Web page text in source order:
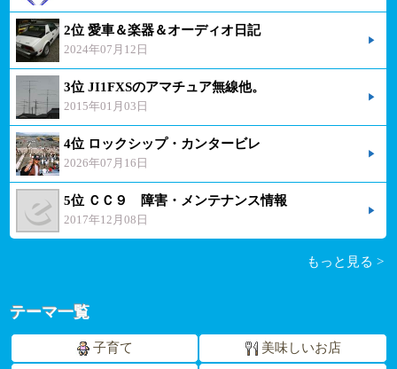
2位 愛車＆楽器＆オーディオ日記
2024年07月12日
3位 JI1FXSのアマチュア無線他。
2015年01月03日
4位 ロックシップ・カンタービレ
2026年07月16日
5位 ＣＣ９ 障害・メンテナンス情報
2017年12月08日
もっと見る >
テーマ一覧
子育て 美味しいお店